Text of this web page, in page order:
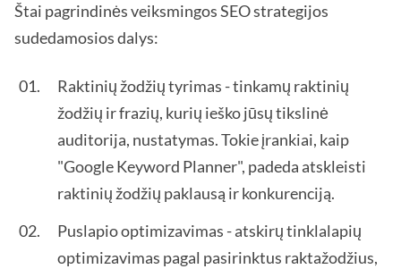
Štai pagrindinės veiksmingos SEO strategijos
sudedamosios dalys:
Raktinių žodžių tyrimas - tinkamų raktinių
žodžių ir frazių, kurių ieško jūsų tikslinė
auditorija, nustatymas. Tokie įrankiai, kaip
"Google Keyword Planner", padeda atskleisti
raktinių žodžių paklausą ir konkurenciją.
Puslapio optimizavimas - atskirų tinklalapių
optimizavimas pagal pasirinktus raktažodžius,